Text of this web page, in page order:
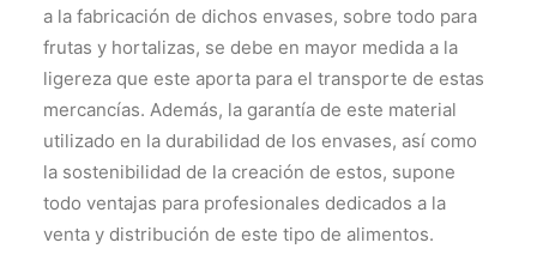
a la fabricación de dichos envases, sobre todo para
frutas y hortalizas, se debe en mayor medida a la
ligereza que este aporta para el transporte de estas
mercancías. Además, la garantía de este material
utilizado en la durabilidad de los envases, así como
la sostenibilidad de la creación de estos, supone
todo ventajas para profesionales dedicados a la
venta y distribución de este tipo de alimentos.